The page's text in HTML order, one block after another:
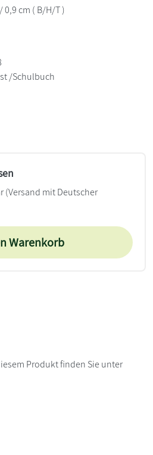
0,9 cm ( B/H/T )
/Schulbuch
(Versand mit Deutscher
Warenkorb
Produkt finden Sie unter